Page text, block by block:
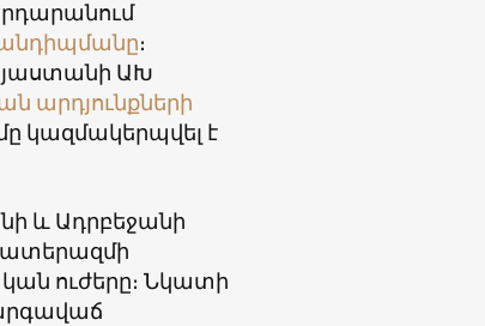
։
ԱԽ
արդյունքների
կազմակերպվել է
և Ադրբեջանի
ուժերը։ Նկատի